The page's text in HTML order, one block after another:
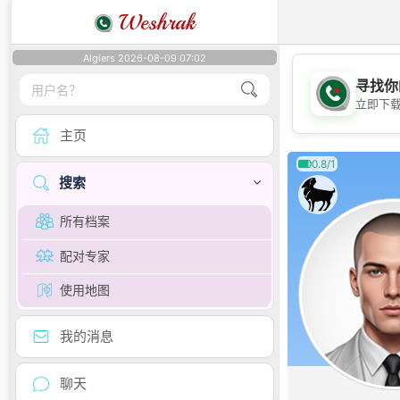
Weshrak
Algiers 2026-08-09 07:02
主页
搜索
所有档案
配对专家
使用地图
我的消息
聊天
寻找
立即下
0.8/1